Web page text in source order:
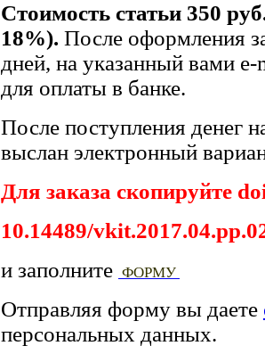
Стоимость статьи 350
18%). После оформления
дней, на указанный вами
для оплаты в банке.
После поступления денег
выслан электронный
Для заказа скопируйте
10.14489/
и заполните ФОРМУ
Отправляя форму вы даете
персональных данных.